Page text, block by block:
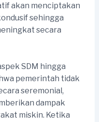
akan menciptakan
sehingga
secara
SDM hingga
pemerintah tidak
seremonial,
dampak
miskin. Ketika